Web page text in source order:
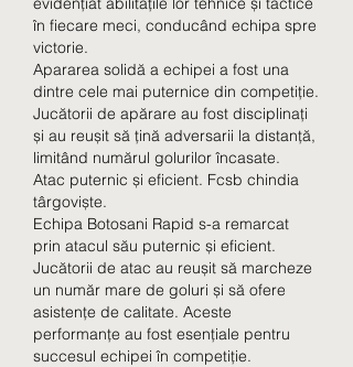
în fiecare meci, conducând echipa spre
victorie.
Apararea solidă a echipei a fost una
dintre cele mai puternice din competiție.
Jucătorii de apărare au fost disciplinați
și au reușit să țină adversarii la distanță,
limitând numărul golurilor încasate.
Atac puternic și eficient. Fcsb chindia
târgoviște.
Echipa Botosani Rapid s-a remarcat
prin atacul său puternic și eficient.
Jucătorii de atac au reușit să marcheze
un număr mare de goluri și să ofere
asistențe de calitate. Aceste
performanțe au fost esențiale pentru
succesul echipei în competiție.